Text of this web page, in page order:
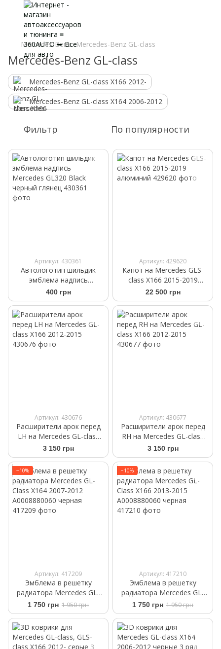
Mercedes-Benz Mercedes-Benz GL-class
Mercedes-Benz GL-class
Mercedes-Benz GL-class X166 2012-
Mercedes-Benz GL-class X164 2006-2012
Фильтр По популярности
Артикул: 430361
Автологотип шильдик
эмблема надпись
Mercedes GL320 Black
черный глянец
400 грн
Артикул: 429620
Капот на Mercedes GLS-
class X166 2015-2019
алюминий
22 500 грн
Артикул: 430676
Расширители арок перед
LH на Mercedes GL-class
X166 2012-2015
3 150 грн
Артикул: 430677
Расширители арок перед
RH на Mercedes GL-class
X166 2012-2015
3 150 грн
−10%
Артикул: 417209
Эмблема в решетку
радиатора Mercedes GL-
Class X164 2007-2012
A0008880060 черная
1 750 грн 1 950 грн
−10%
Артикул: 417210
Эмблема в решетку
радиатора Mercedes GL-
Class X166 2013-2015
A0008880060 черная
1 750 грн 1 950 грн